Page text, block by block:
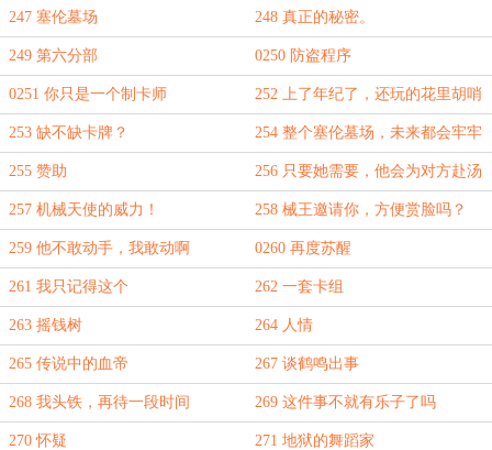
247 塞伦墓场 248 真正的秘密。
249 第六分部 0250 防盗程序
0251 你只是一个制卡师 252 上了年纪了，还玩的花里胡哨
253 缺不缺卡牌？ 254 整个塞伦墓场，未来都会牢牢
记住海伦娜这个名字
255 赞助 256 只要她需要，他会为对方赴汤
蹈火
257 机械天使的威力！ 258 械王邀请你，方便赏脸吗？
259 他不敢动手，我敢动啊 0260 再度苏醒
261 我只记得这个 262 一套卡组
263 摇钱树 264 人情
265 传说中的血帝 267 谈鹤鸣出事
268 我头铁，再待一段时间 269 这件事不就有乐子了吗
270 怀疑 271 地狱的舞蹈家